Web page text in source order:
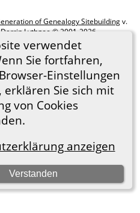
verwendet
Sie fortfahren,
Einstellungen
erklären Sie sich mit
von Cookies
anzeigen
Verstanden
of Genealogy Sitebuildingv.
Lythgoe © 2001-2026.
e.V. . |Datenschutzerklärung
Impressum
wechseln